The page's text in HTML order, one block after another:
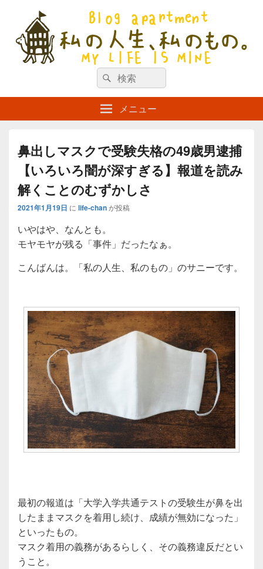
私の人生、私のもの。【新館】
検
索
対
象:
検
索
メニュー
鼻出しマスクで受験失格の49歳男逮捕
【いろいろ闇が深すぎる】報道を読み
解くことのむずかしさ
2021年1月19日 に life-chanが投稿
いやはや、なんとも。
モヤモヤが残る「事件」だったなぁ。
こんばんは。「私の人生、私のもの」のサニーです。
最初の報道は「大学入学共通テストの受験生が鼻を出
したままマスクを着用し続け、成績が無効になった」
といったもの。
マスク着用の義務があるらしく、その義務違反だとい
うこと。